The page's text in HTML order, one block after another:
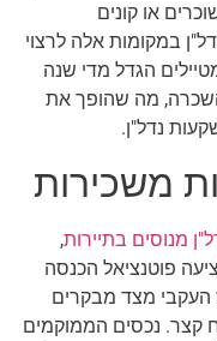
או קונים
במקומות אלה לרצוי
הגדל מדי שנה
מה שהופך את
נדל"ן.
משכירות
מנוסים בתיירות,
פוטנציאל הכנסה
מצד מבקרים
קצר. נכסים הממוקמים